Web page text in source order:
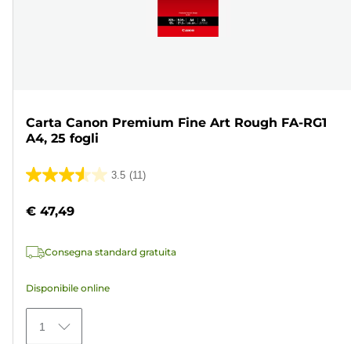
Carta Canon Premium Fine Art Rough FA-RG1
A4, 25 fogli
3.5 (11)
3.5
5
11
€ 47,49
Consegna standard gratuita
Disponibile online
1